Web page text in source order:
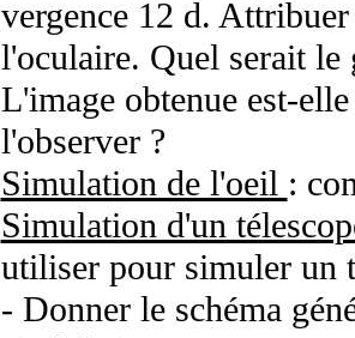
vergence 12 d. Attribuer
l'oculaire. Quel serait le
L'image obtenue est-
l'observer ?
Simulation de l'oeil :
Simulation d'un
utiliser pour simuler un
- Donner le schéma